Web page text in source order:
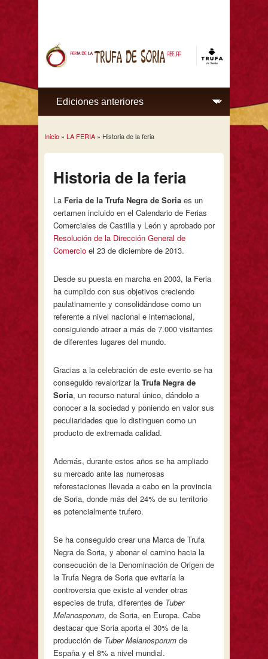
Se encuentra usted aquí
Inicio» LA FERIA» Historia de la feria
Historia de la feria
La Feria de la Trufa Negra de Soriaes un
certamen incluido en el Calendario de Ferias
Comerciales de Castilla y León y aprobado por
Resolución de la Dirección General de
Comercioel 23 de diciembre de 2013.
Desde su puesta en marcha en 2003, la Feria
ha cumplido con sus objetivos creciendo
paulatinamente y consolidándose como un
referente a nivel nacional e internacional,
consiguiendo atraer a más de 7.000 visitantes
de diferentes lugares del mundo.
Gracias a la celebración de este evento se ha
conseguido revalorizar la Trufa Negra de
Soria, un recurso natural único, dándolo a
conocer a la sociedad y poniendo en valor sus
peculiaridades que lo distinguen como un
producto de extremada calidad.
Además, durante estos años se ha ampliado
su mercado ante las numerosas
reforestaciones llevada a cabo en la provincia
de Soria, donde más del 24% de su territorio
es potencialmente trufero.
Se ha conseguido crear una Marca de Trufa
Negra de Soria, y abonar el camino hacia la
consecución de la Denominación de Origen de
la Trufa Negra de Soria que evitaría la
controversia que existe al vender otras
especies de trufa, diferentes de Tuber
Melanosporum, de Soria, en Europa. Cabe
destacar que Soria aporta el 30% de la
producción de Tuber Melanosporumde
España y el 8% a nivel mundial.